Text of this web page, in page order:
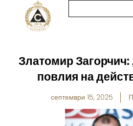
Златомир Загорчич:
повлия на
септември 15, 2025